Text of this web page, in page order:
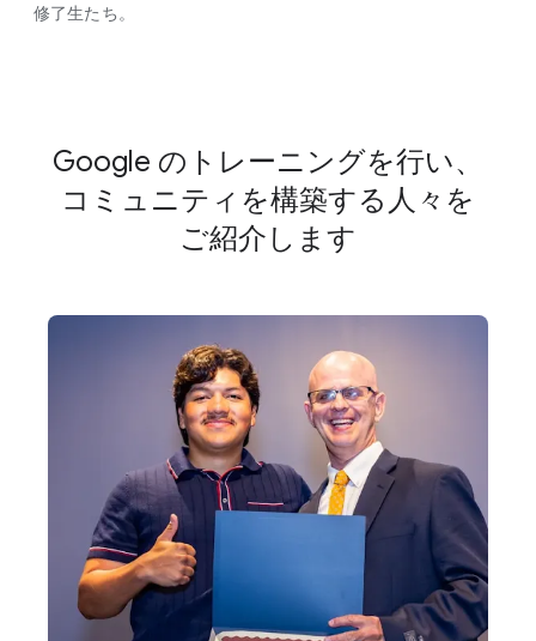
修了生たち。
Google の​トレーニングを​行い、​
コミュニティを​構築する​人々を​
ご紹介します